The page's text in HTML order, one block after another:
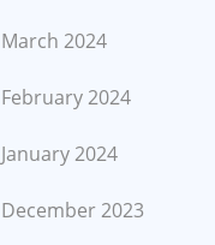
March 2024
February 2024
January 2024
December 2023